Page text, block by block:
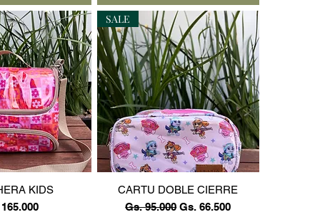
rápida
KIDS
Vista rápida
SALE
CARTU DOBLE CIERRE
Precio
Gs. 95.000 Precio de oferta
Gs. 66.500